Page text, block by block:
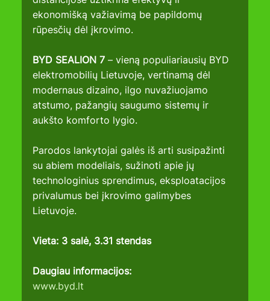
ekonomišką važiavimą be papildomų
rūpesčių dėl įkrovimo.
BYD SEALION 7 – vieną populiariausių BYD
elektromobilių Lietuvoje, vertinamą dėl
modernaus dizaino, ilgo nuvažiuojamo
atstumo, pažangių saugumo sistemų ir
aukšto komforto lygio.
Parodos lankytojai galės iš arti susipažinti
su abiem modeliais, sužinoti apie jų
technologinius sprendimus, eksploatacijos
privalumus bei įkrovimo galimybes
Lietuvoje.
Vieta: 3 salė, 3.31 stendas
Daugiau informacijos:
www.byd.lt